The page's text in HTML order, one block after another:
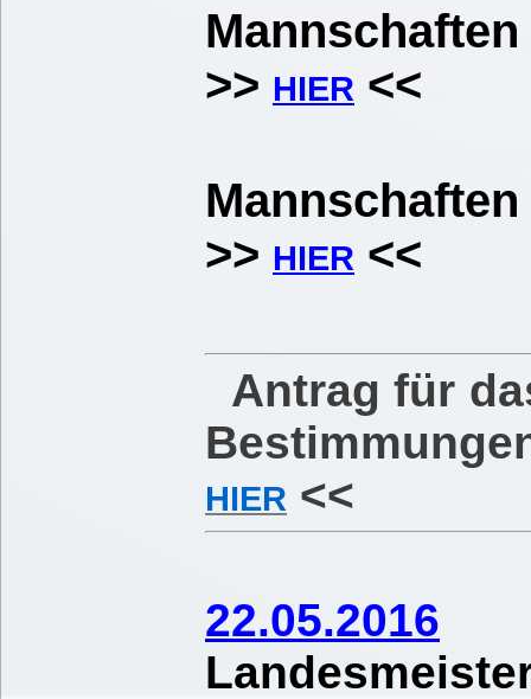
>> HIER <<
>> HIER <<
Antrag für
HIER <<
22.05.2016